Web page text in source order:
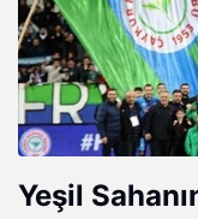
Yeşil